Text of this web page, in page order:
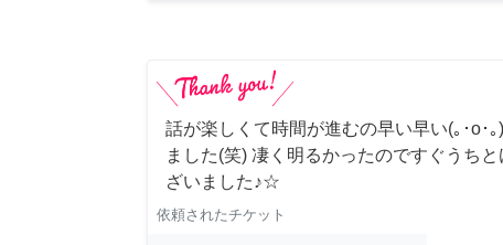
話が楽しくて時間が進むの早い早い(｡･о･
ました(笑) 凄く明るかったのですぐうち
ざいました♪☆
依頼されたチケット